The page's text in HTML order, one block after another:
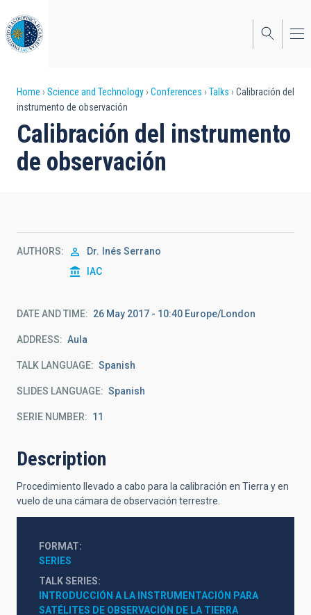
to
main
content
Breadcrumb
Home Science and Technology Conferences Talks
Calibración del
instrumento de observación
Calibración del instrumento
de observación
AUTHORS Dr.
Inés Serrano
IAC
DATE AND TIME 26 May 2017 - 10:40 Europe/London
ADDRESS Aula
TALK LANGUAGE Spanish
SLIDES LANGUAGE Spanish
SERIE NUMBER 11
Description
Procedimiento llevado a cabo para la calibración en Tierra y en
vuelo de una cámara de observación terrestre.
FORMAT
SERIES
TALK SERIES
INTRODUCCIÓN A LA INSTRUMENTACIÓN PARA
SATÉLITES DE OBSERVACIÓN DE LA TIERRA